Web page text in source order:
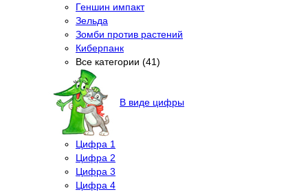
Геншин импакт
Зельда
Зомби против растений
Киберпанк
Все категории (41)
В виде цифры
Цифра 1
Цифра 2
Цифра 3
Цифра 4